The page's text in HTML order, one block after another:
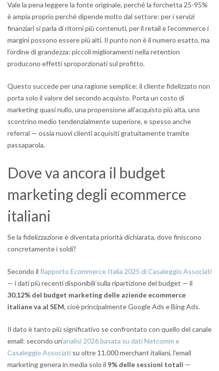
Vale la pena leggere la fonte originale, perché la forchetta 25-95%
è ampia proprio perché dipende molto dal settore: per i servizi
finanziari si parla di ritorni più contenuti, per il retail e l’ecommerce i
margini possono essere più alti. Il punto non è il numero esatto, ma
l’ordine di grandezza: piccoli miglioramenti nella retention
producono effetti sproporzionati sul profitto.
Questo succede per una ragione semplice: il cliente fidelizzato non
porta solo il valore del secondo acquisto. Porta un costo di
marketing quasi nullo, una propensione all’acquisto più alta, uno
scontrino medio tendenzialmente superiore, e spesso anche
referral — ossia nuovi clienti acquisiti gratuitamente tramite
passaparola.
Dove va ancora il budget
marketing degli ecommerce
italiani
Se la fidelizzazione è diventata priorità dichiarata, dove finiscono
concretamente i soldi?
Secondo il Rapporto Ecommerce Italia 2025 di Casaleggio Associati
— i dati più recenti disponibili sulla ripartizione del budget — il
30,12% del budget marketing delle aziende ecommerce
italiane va al SEM, cioè principalmente Google Ads e Bing Ads.
Il dato è tanto più significativo se confrontato con quello del canale
email: secondo un’analisi 2026 basata su dati Netcomm e
Casaleggio Associati su oltre 11.000 merchant italiani, l’email
marketing genera in media solo il 9% delle sessioni totali —